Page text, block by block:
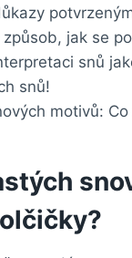
jak se
snů
snů!